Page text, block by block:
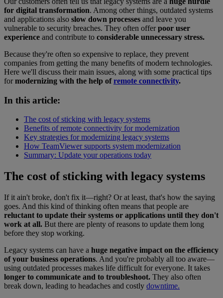
for digital transformation. Among other things, outdated systems
and applications also slow down processes and leave you
vulnerable to security breaches. They often offerpoor user
experience and contribute to considerable unnecessary stress.
Because they're often so expensive to replace, they prevent
companies from getting the many benefits of modern technologies.
Here we'll discuss their main issues, along with some practical tips
formodernizing with the help ofremote connectivity.
In this article:
The cost of sticking with legacy systems
Benefits of remote connectivity for modernization
Key strategies for modernizing legacy systems
How TeamViewer supports system modernization
Summary: Update your operations today
The cost of sticking with legacy systems
If it ain't broke, don't fix it—right? Or at least, that's how the saying
goes. And this kind of thinking often means that people are
reluctant to update their systems or applications until they don't
work at all. But there are plenty of reasons to update them long
before they stop working.
Legacy systems can have a huge negative impact on the efficiency
of your business operations. And you're probably all too aware—
using outdated processes makes life difficult for everyone. It takes
longer to communicate and to troubleshoot. They also often
break down, leading to headaches and costly downtime.